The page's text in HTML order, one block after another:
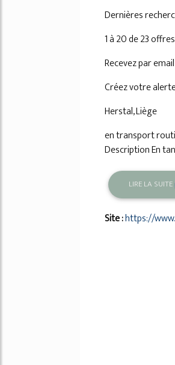
Dernières
1 à 20 de 23
Recevez par
Créez votre
Herstal, Liège
en transport
Description En
LIRE LA SUITE
Site :https://